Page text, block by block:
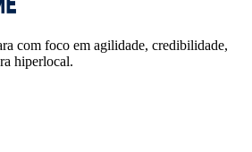
com foco em agilidade, credibilidade,
hiperlocal.